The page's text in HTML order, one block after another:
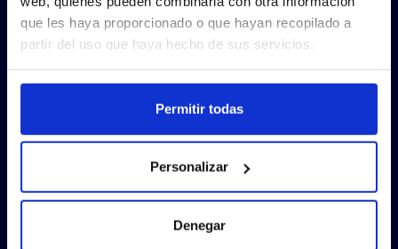
que les haya proporcionado o que hayan recopilado a
partir del uso que haya hecho de sus servicios.
Permitir todas
Personalizar
Denegar